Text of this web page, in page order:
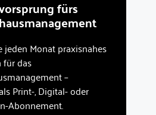
fürs
jeden Monat praxisnahes
für das
–
Print-, Digital- oder
Abonnement.